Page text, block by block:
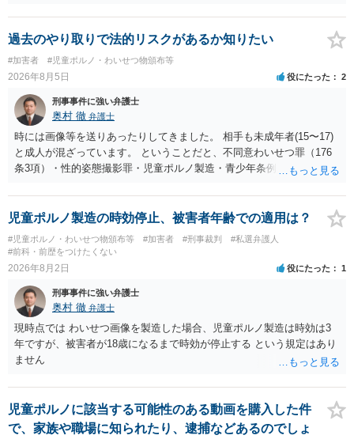
過去のやり取りで法的リスクがあるか知りたい
#加害者 #児童ポルノ・わいせつ物頒布等
2026年8月5日 役にたった 2
刑事事件に強い弁護士
奥村 徹 弁護士
時には画像等を送りあったりしてきました。 相手も未成年者(15〜17)
と成人が混ざっています。 ということだと、不同意わいせつ罪（176
条3項）・性的姿態撮影罪・児童ポルノ製造・青少年条例違反（わいせ
で、警察にバレれば、それなりの捜査を受けるでしょう。
児童ポルノ製造の時効停止、被害者年齢での適用は？
#児童ポルノ・わいせつ物頒布等 #加害者 #刑事裁判
#私選弁護人
#前科・前歴をつけたくない
2026年8月2日 役にたった 1
刑事事件に強い弁護士
奥村 徹 弁護士
現時点では わいせつ画像を製造した場合、児童ポルノ製造は時効は3
年ですが、被害者が18歳になるまで時効が停止する という規定はあり
ません
児童ポルノに該当する可能性のある動画を購入した件
で、家族や職場に知られたり、逮捕などあるのでしょ